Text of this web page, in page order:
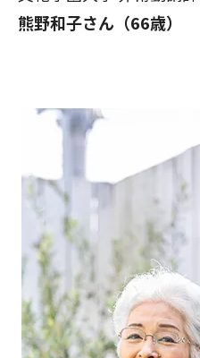
熊野和子さん（66歳）